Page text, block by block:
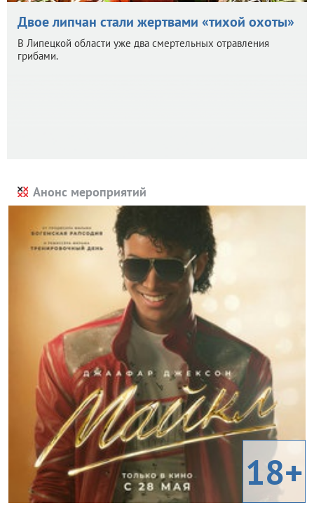
Двое липчан стали жертвами «тихой охоты»
В Липецкой области уже два смертельных отравления
грибами.
Анонс мероприятий
18+